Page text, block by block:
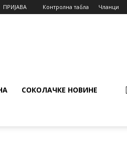
ПРИЈАВА Контролна табла Чланци
СОКОЛАЧКЕ НОВИНЕ